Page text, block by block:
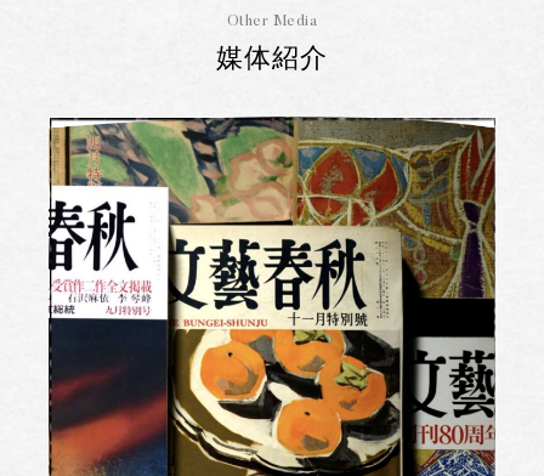
Other Media
媒体紹介